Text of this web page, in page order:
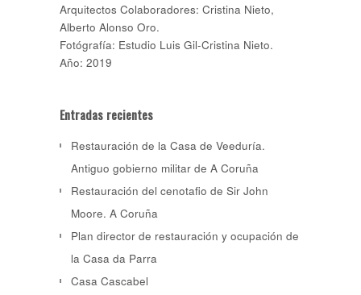
Arquitectos Colaboradores: Cristina Nieto,
Alberto Alonso Oro.
Fotógrafía: Estudio Luis Gil-Cristina Nieto.
Año: 2019
Entradas recientes
Restauración de la Casa de Veeduría.
Antiguo gobierno militar de A Coruña
Restauración del cenotafio de Sir John
Moore. A Coruña
Plan director de restauración y ocupación de
la Casa da Parra
Casa Cascabel